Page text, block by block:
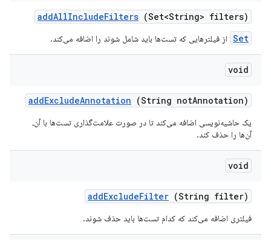
addAllIncludeFilters (Set<String> filters)
Set از فیلترهایی که تست‌ها باید شامل شوند را اضافه می‌کند.
void
addExcludeAnnotation (String notAnnotation)
یک حاشیه‌نویسی اضافه می‌کند تا در صورت علامت‌گذاری تست‌ها با آن،
آن‌ها را حذف کند.
void
addExcludeFilter (String filter)
فیلتری اضافه می‌کند که کدام تست‌ها باید حذف شوند.